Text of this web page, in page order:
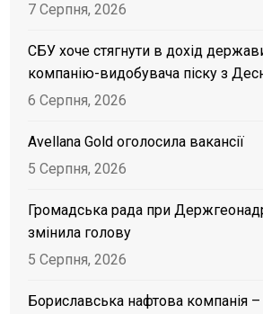
7 Серпня, 2026
СБУ хоче стягнути в дохід
компанію-видобувача піску з
6 Серпня, 2026
Avellana Gold оголосила вакансії
5 Серпня, 2026
Громадська рада при
змінила голову
5 Серпня, 2026
Бориславська нафтова компанія –